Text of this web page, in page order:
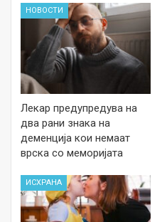
НОВОСТИ
Лекар предупредува на
два рани знака на
деменција кои немаат
врска со меморијата
ИСХРАНА